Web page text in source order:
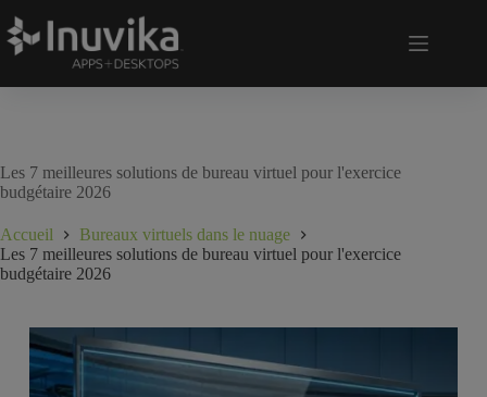
Les 7 meilleures solutions de bureau virtuel pour l'exercice
budgétaire 2026
Accueil
Bureaux virtuels dans le nuage
Les 7 meilleures solutions de bureau virtuel pour l'exercice
budgétaire 2026